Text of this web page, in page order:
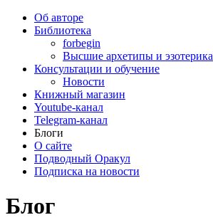
Об авторе
Библиотека
forbegin
Высшие архетипы и эзотерика
Консультации и обучение
Новости
Книжный магазин
Youtube-канал
Telegram-канал
Блоги
О сайте
Подводный Оракул
Подписка на новости
Блог